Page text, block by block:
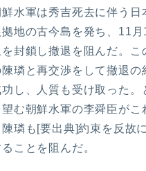
鮮水軍は秀吉死去に伴う日
拠地の古今島を発ち、11
封鎖し撤退を阻んだ。こ
璘と再交渉をして撤退の
し、人質も受け取った。
む朝鮮水軍の李舜臣がこ
璘も[要出典]約束を反故
ことを阻んだ。